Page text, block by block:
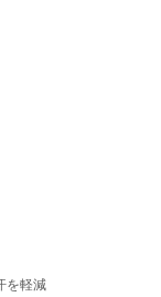
を軽減